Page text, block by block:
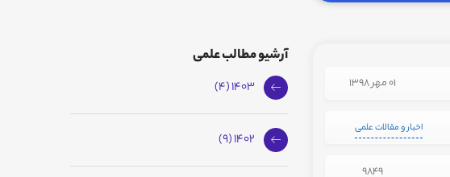
01 مهر 1398
اخبار و مقالات علمی
9849
آرشیو مطالب علمی
1403 (4)
1402 (9)